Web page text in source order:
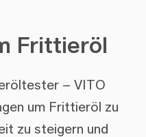
Frittieröl
– VITO
um Frittieröl zu
zu steigern und